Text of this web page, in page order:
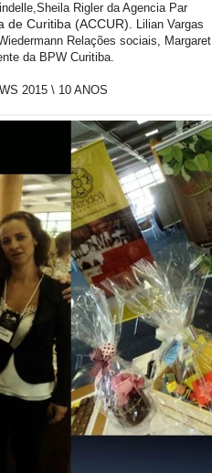
Rigler da Agencia Par
de Curitiba (ACCUR). Lilian Vargas
Relações sociais, Margaret
da BPW Curitiba.
\ 10 ANOS